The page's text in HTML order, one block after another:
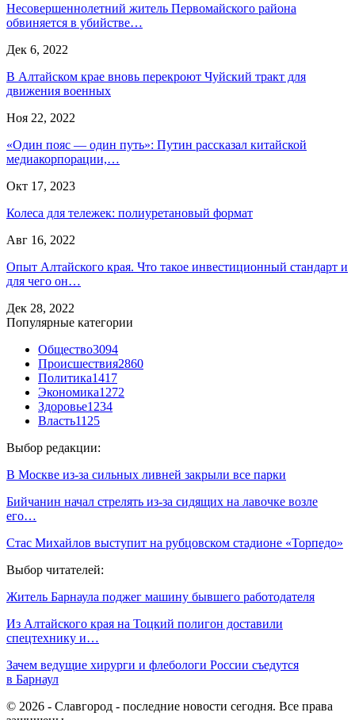
Несовершеннолетний житель Первомайского района
обвиняется в убийстве…
Дек 6, 2022
В Алтайском крае вновь перекроют Чуйский тракт для
движения военных
Ноя 22, 2022
«Один пояс — один путь»: Путин рассказал китайской
медиакорпорации,…
Окт 17, 2023
Колеса для тележек: полиуретановый формат
Авг 16, 2022
Опыт Алтайского края. Что такое инвестиционный стандарт и
для чего он…
Дек 28, 2022
Популярные категории
Общество3094
Происшествия2860
Политика1417
Экономика1272
Здоровье1234
Власть1125
Выбор редакции:
В Москве из-за сильных ливней закрыли все парки
Бийчанин начал стрелять из-за сидящих на лавочке возле
его…
Стас Михайлов выступит на рубцовском стадионе «Торпедо»
Выбор читателей:
Житель Барнаула поджег машину бывшего работодателя
Из Алтайского края на Тоцкий полигон доставили
спецтехнику и…
Зачем ведущие хирурги и флебологи России съедутся
в Барнаул
© 2026 - Славгород - последние новости сегодня. Все права